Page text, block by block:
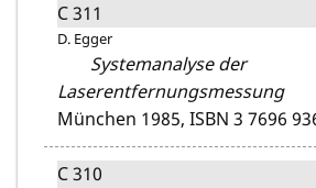
C 311
D. Egger
Systemanalyse der
Laserentfernungsmessung
München 1985, ISBN 3 7696
C 310